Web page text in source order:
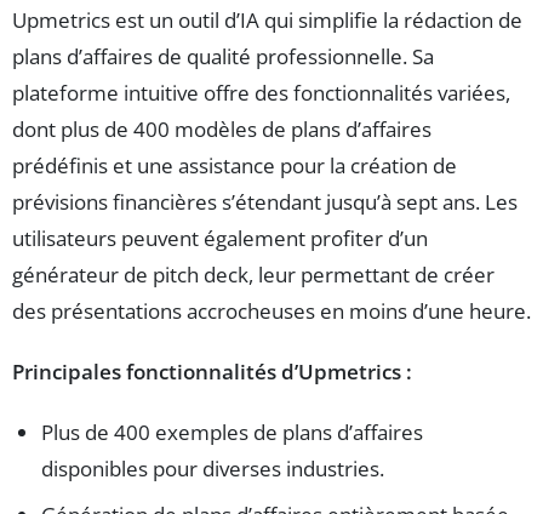
Upmetrics est un outil d’IA qui simplifie la rédaction de
plans d’affaires de qualité professionnelle. Sa
plateforme intuitive offre des fonctionnalités variées,
dont plus de 400 modèles de plans d’affaires
prédéfinis et une assistance pour la création de
prévisions financières s’étendant jusqu’à sept ans. Les
utilisateurs peuvent également profiter d’un
générateur de pitch deck, leur permettant de créer
des présentations accrocheuses en moins d’une heure.
Principales fonctionnalités d’Upmetrics :
Plus de 400 exemples de plans d’affaires
disponibles pour diverses industries.